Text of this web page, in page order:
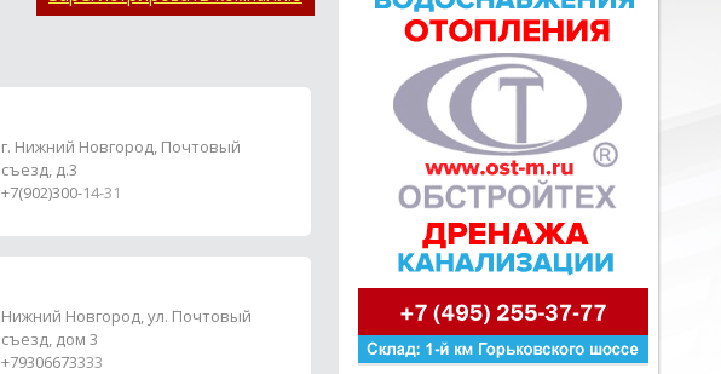
г. Нижний Новгород, Почтовый
съезд, д.3
+7(902)300-14-31
Нижний Новгород, ул. Почтовый
съезд, дом 3
+79306673333